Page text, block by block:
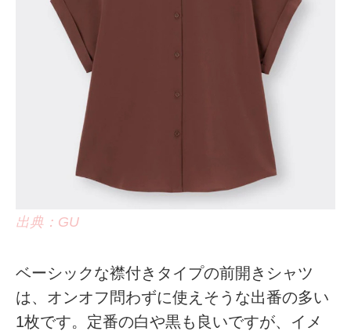
出典：GU
ベーシックな襟付きタイプの前開きシャツ
は、オンオフ問わずに使えそうな出番の多い
1枚です。定番の白や黒も良いですが、イメ